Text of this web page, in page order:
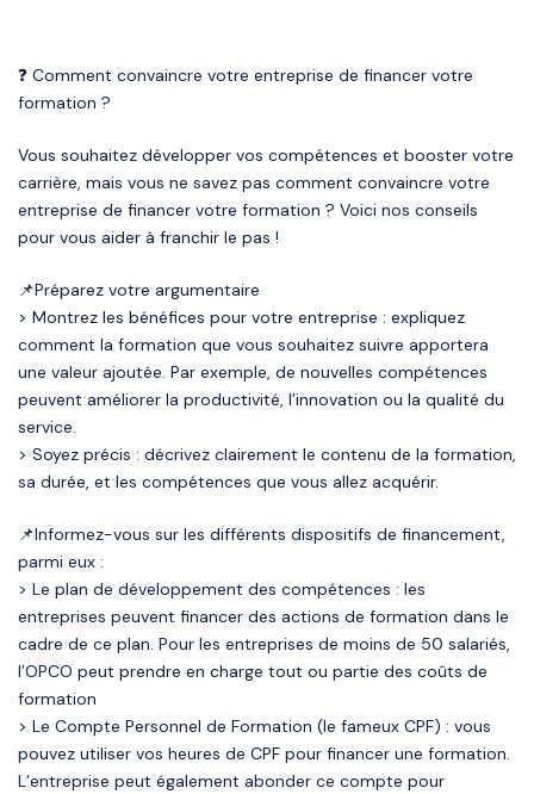
❓ Comment convaincre votre entreprise de financer votre
formation ?
Vous souhaitez développer vos compétences et booster votre
carrière, mais vous ne savez pas comment convaincre votre
entreprise de financer votre formation ? Voici nos conseils
pour vous aider à franchir le pas !
📌Préparez votre argumentaire
> Montrez les bénéfices pour votre entreprise : expliquez
comment la formation que vous souhaitez suivre apportera
une valeur ajoutée. Par exemple, de nouvelles compétences
peuvent améliorer la productivité, l’innovation ou la qualité du
service.
> Soyez précis : décrivez clairement le contenu de la formation,
sa durée, et les compétences que vous allez acquérir.
📌Informez-vous sur les différents dispositifs de financement,
parmi eux :
> Le plan de développement des compétences : les
entreprises peuvent financer des actions de formation dans le
cadre de ce plan. Pour les entreprises de moins de 50 salariés,
l’OPCO peut prendre en charge tout ou partie des coûts de
formation
> Le Compte Personnel de Formation (le fameux CPF) : vous
pouvez utiliser vos heures de CPF pour financer une formation.
L’entreprise peut également abonder ce compte pour